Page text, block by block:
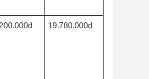
200.000đ 19.780.000đ